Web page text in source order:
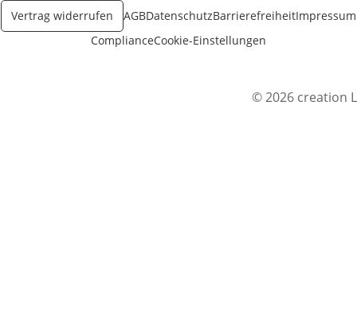
Vertrag widerrufen AGBDatenschutzBarrierefreiheitImpressum
ComplianceCookie-Einstellungen
© 2026 creation L